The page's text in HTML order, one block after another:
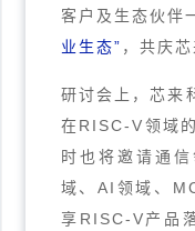
客户及生态伙伴
业生态” ，共庆芯
研讨会上，芯来
在RISC-V领域
时也将邀请通
域、AI领域、
享RISC-V产品